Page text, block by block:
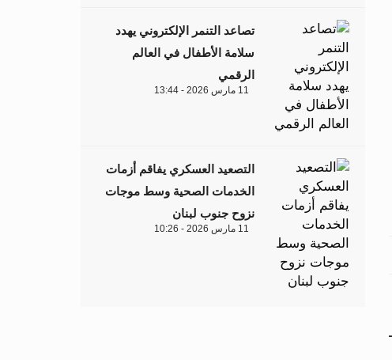
تصاعد التنمر الإلكتروني يهدد
سلامة الأطفال في العالم
الرقمي
11 مارس 2026 - 13:44
التصعيد العسكري يفاقم أزمات
الخدمات الصحية وسط موجات
نزوح جنوب لبنان
11 مارس 2026 - 10:26